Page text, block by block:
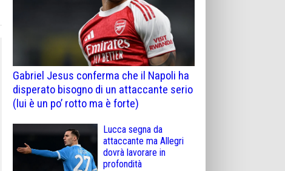
Gabriel Jesus conferma che il Napoli ha
disperato bisogno di un attaccante serio
(lui è un po’ rotto ma è forte)
Lucca segna da
attaccante ma Allegri
dovrà lavorare in
profondità